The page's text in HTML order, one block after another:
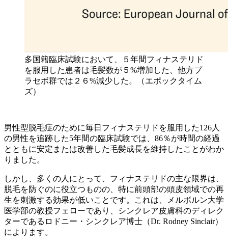
多国籍臨床試験において、５年間フィナステリド
を服用した患者は毛髪数が５%増加した、他方プ
ラセボ群では２６%減少した。（エポックタイム
ズ）
男性型脱毛症のために毎日フィナステリドを服用した126人
の男性を追跡した5年間の臨床試験では、86％が時間の経過
とともに安定または改善した毛髪成長を維持したことがわか
りました。
しかし、多くの人にとって、フィナステリドの主な限界は、
脱毛を防ぐのに役立つものの、特に前頭部の頭皮領域での再
生を刺激する効果が低いことです。これは、メルボルン大学
医学部の教授フェローであり、シンクレア皮膚科のディレク
ターであるロドニー・シンクレア博士（Dr. Rodney Sinclair）
によります。